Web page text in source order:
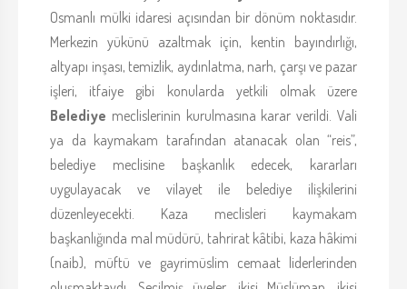
Osmanlı mülki idaresi açısından bir dönüm noktasıdır.
Merkezin yükünü azaltmak için, kentin bayındırlığı,
altyapı inşası, temizlik, aydınlatma, narh, çarşı ve pazar
işleri, itfaiye gibi konularda yetkili olmak üzere
Belediye meclislerinin kurulmasına karar verildi. Vali
ya da kaymakam tarafından atanacak olan “reis”,
belediye meclisine başkanlık edecek, kararları
uygulayacak ve vilayet ile belediye ilişkilerini
düzenleyecekti. Kaza meclisleri kaymakam
başkanlığında mal müdürü, tahrirat kâtibi, kaza hâkimi
(naib), müftü ve gayrimüslim cemaat liderlerinden